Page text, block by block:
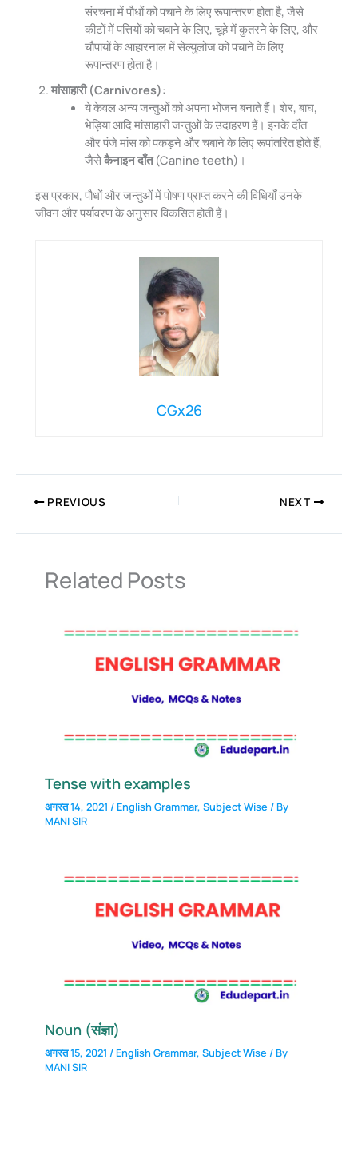
संरचना में पौधों को पचाने के लिए रूपान्तरण होता है, जैसे
कीटों में पत्तियों को चबाने के लिए, चूहे में कुतरने के लिए, और
चौपायों के आहारनाल में सेल्युलोज को पचाने के लिए
रूपान्तरण होता है।
मांसाहारी (Carnivores):
ये केवल अन्य जन्तुओं को अपना भोजन बनाते हैं। शेर, बाघ,
भेड़िया आदि मांसाहारी जन्तुओं के उदाहरण हैं। इनके दाँत
और पंजे मांस को पकड़ने और चबाने के लिए रूपांतरित होते हैं,
जैसेकैनाइन दाँत(Canine teeth)।
इस प्रकार, पौधों और जन्तुओं में पोषण प्राप्त करने की विधियाँ उनके
जीवन और पर्यावरण के अनुसार विकसित होती हैं।
CGx26
PREVIOUS NEXT
Related Posts
Tense with examples
अगस्त 14, 2021/English Grammar,Subject Wise / By
MANI SIR
Noun (संज्ञा)
अगस्त 15, 2021/English Grammar,Subject Wise / By
MANI SIR